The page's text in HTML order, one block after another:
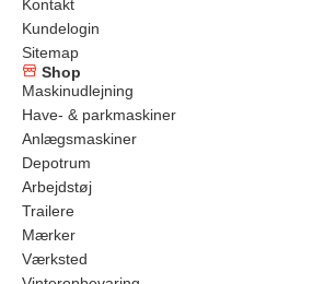
Kontakt
Kundelogin
Sitemap
Shop
Maskinudlejning
Have- & parkmaskiner
Anlægsmaskiner
Depotrum
Arbejdstøj
Trailere
Mærker
Værksted